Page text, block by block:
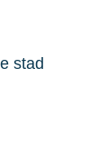
stad